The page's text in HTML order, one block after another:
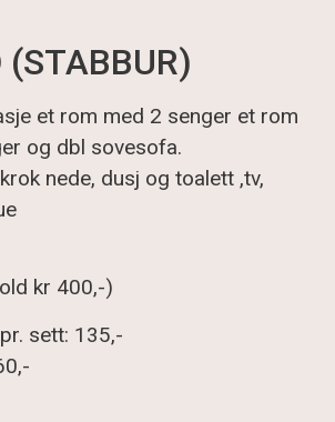
(STABBUR)
et rom med 2 senger et rom
og dbl sovesofa.
nede, dusj og toalett ,tv,
kr 400,-)
sett: 135,-